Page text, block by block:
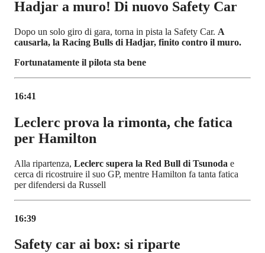
Hadjar a muro! Di nuovo Safety Car
Dopo un solo giro di gara, torna in pista la Safety Car. A
causarla, la Racing Bulls di Hadjar, finito contro il muro.
Fortunatamente il pilota sta bene
16:41
Leclerc prova la rimonta, che fatica
per Hamilton
Alla ripartenza, Leclerc supera la Red Bull di Tsunoda e
cerca di ricostruire il suo GP, mentre Hamilton fa tanta fatica
per difendersi da Russell
16:39
Safety car ai box: si riparte